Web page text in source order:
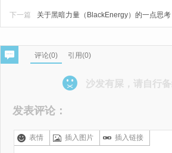
关于黑暗力量（BlackEnergy）的一点思
下一篇
评论(0) 引用(0)
沙发有屎，请自行
发表评论：
表情 插入图片 插入链接